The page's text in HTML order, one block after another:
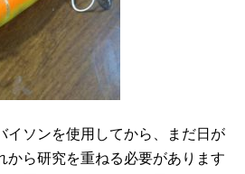
イソンを使用してから、まだ日が
から研究を重ねる必要があります